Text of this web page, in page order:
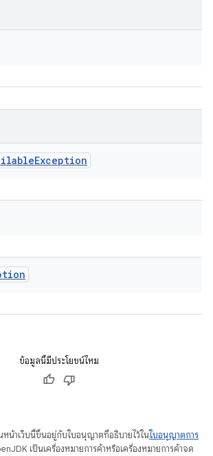
Exception
ข้อมูลนี้มีประโยชน์ไหม
หน้าเว็บนี้ขึ้นอยู่กับใบอนุญาตที่อธิบายไว้ในใบอนุญาตการ
เป็นเครื่องหมายการค้าหรือเครื่องหมายการค้าจด